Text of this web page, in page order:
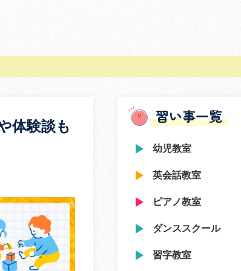
体験談も
習い事一覧
幼児教室
英会話教室
ピアノ教室
ダンススクール
習字教室